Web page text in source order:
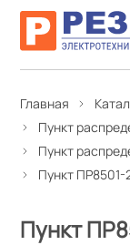
Главная
Пункт
Пункт
Пункт
Пункт